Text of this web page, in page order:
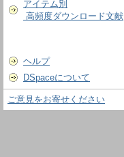
アイテム別
高頻度ダウンロード文献
ヘルプ
DSpaceについて
ご意見をお寄せください